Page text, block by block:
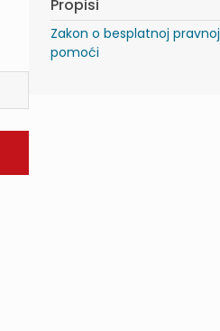
Propisi
Zakon o besplatnoj pravnoj
pomoći